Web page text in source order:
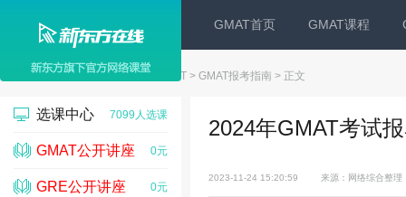
GMAT首页 GMAT课程
新东方在线> GMAT > GMAT报考指南 > 正文
选课中心 7099人选课
GMAT公开讲座 0元
GRE公开讲座 0元
2024年GMAT考试
2023-11-24 15:20:59 来源：网络综合整理